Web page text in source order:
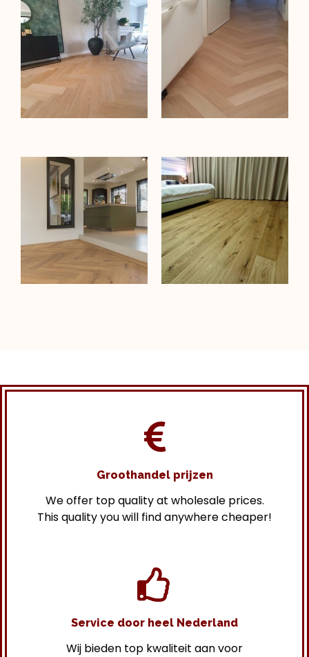
Groothandel prijzen
We offer top quality at wholesale prices.
This quality you will find anywhere cheaper!
Service door heel Nederland
Wij bieden top kwaliteit aan voor